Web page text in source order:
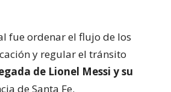
fue ordenar el flujo de los
y regular el tránsito
de Lionel Messi y su
de Santa Fe.